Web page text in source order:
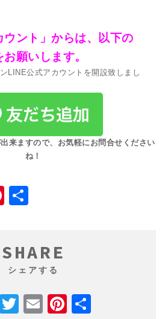
ウント」からは、以下の
願いします。
LINE公式アカウントを開設致しまし
来ますので、お気軽にお問合せください
ね！
Pinterest
SHARE
シェアする
Facebook
Twitter
EmailPinterest